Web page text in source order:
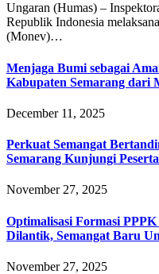
Ungaran (Humas) –
Republik Indonesia
(Monev)…
Menjaga Bumi sebagai
Kabupaten Semarang dari
December 11, 2025
Perkuat Semangat
Semarang Kunjungi
November 27, 2025
Optimalisasi Formasi
Dilantik, Semangat Baru
November 27, 2025